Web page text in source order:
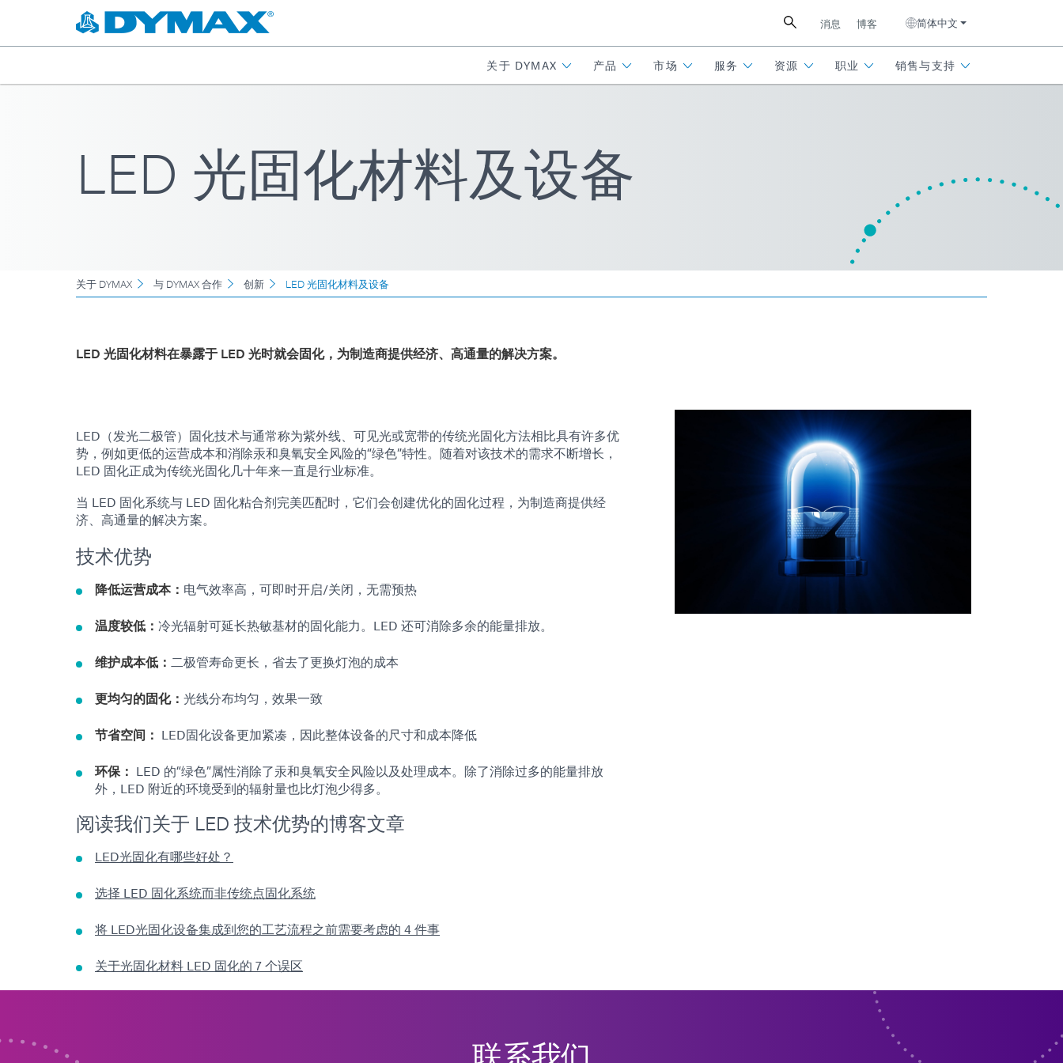
消息 博客 简体中文
关于 DYMAX 产品 市场 服务 资源 职业 销售与支持
LED 光固化材料及设备
关于 DYMAX 与 DYMAX 合作 创新 LED 光固化材料及设备
LED 光固化材料在暴露于 LED 光时就会固化，为制造商提供经济、高通量的解决方案。
LED（发光二极管）固化技术与通常称为紫外线、可见光或宽带的传统光固化方法相比具有许多优
势，例如更低的运营成本和消除汞和臭氧安全风险的“绿色”特性。随着对该技术的需求不断增长，
LED 固化正成为传统光固化几十年来一直是行业标准。
当 LED 固化系统与 LED 固化粘合剂完美匹配时，它们会创建优化的固化过程，为制造商提供经
济、高通量的解决方案。
技术优势
降低运营成本： 电气效率高，可即时开启/关闭，无需预热
温度较低： 冷光辐射可延长热敏基材的固化能力。LED 还可消除多余的能量排放。
维护成本低： 二极管寿命更长，省去了更换灯泡的成本
更均匀的固化： 光线分布均匀，效果一致
节省空间： LED固化设备更加紧凑，因此整体设备的尺寸和成本降低
环保： LED 的“绿色”属性消除了汞和臭氧安全风险以及处理成本。除了消除过多的能量排放
外，LED 附近的环境受到的辐射量也比灯泡少得多。
阅读我们关于 LED 技术优势的博客文章
LED光固化有哪些好处？
选择 LED 固化系统而非传统点固化系统
将 LED光固化设备集成到您的工艺流程之前需要考虑的 4 件事
关于光固化材料 LED 固化的 7 个误区
联系我们